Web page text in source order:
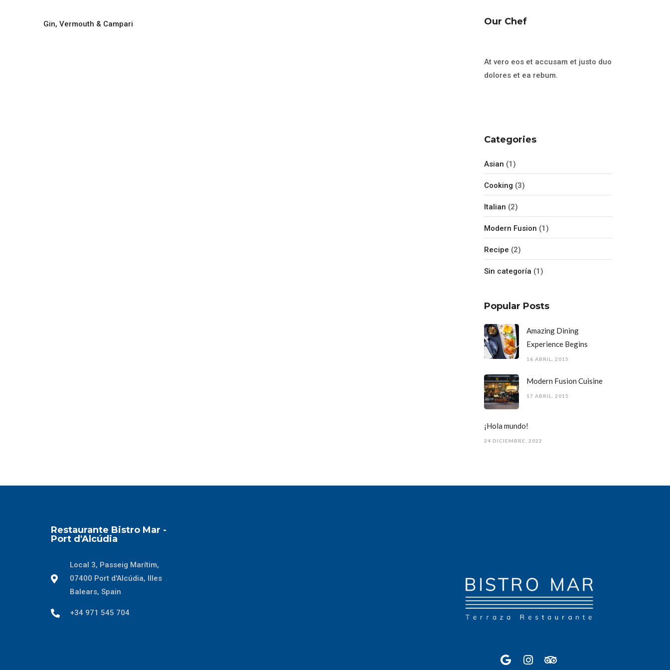
Gin, Vermouth & Campari Our Chef
At vero eos et accusam et justo duo
dolores et ea rebum.
Categories
Asian (1)
Cooking (3)
Italian (2)
Modern Fusion (1)
Recipe (2)
Sin categoría (1)
Popular Posts
Amazing Dining
Experience Begins
16 ABRIL, 2015
Modern Fusion Cuisine
17 ABRIL, 2015
¡Hola mundo!
24 DICIEMBRE, 2022
Restaurante Bistro Mar -
Port d'Alcúdia
Local 3, Passeig Marítim,
07400 Port d'Alcúdia, Illes
Balears, Spain
+34 971 545 704